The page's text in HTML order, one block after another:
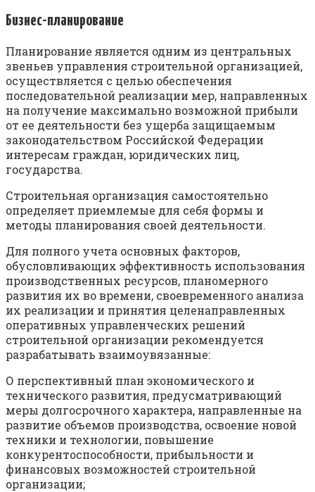
Бизнес-планирование
Планирование является одним из центральных
звеньев управления строительной организацией,
осуществляется с целью обеспечения
последовательной реализации мер, направленных
на получение максимально возможной прибыли
от ее деятельности без ущерба защищаемым
законодательством Российской Федерации
интересам граждан, юридических лиц,
государства.
Строительная организация самостоятельно
определяет приемлемые для себя формы и
методы планирования своей деятельности.
Для полного учета основных факторов,
обусловливающих эффективность использования
производственных ресурсов, планомерного
развития их во времени, своевременного анализа
их реализации и принятия целенаправленных
оперативных управленческих решений
строительной организации рекомендуется
разрабатывать взаимоувязанные:
О перспективный план экономического и
технического развития, предусматривающий
меры долгосрочного характера, направленные на
развитие объемов производства, освоение новой
техники и технологии, повышение
конкурентоспособности, прибыльности и
финансовых возможностей строительной
организации;